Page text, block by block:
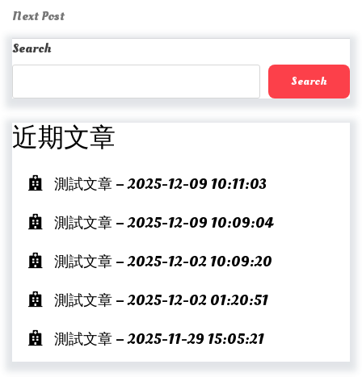
navigation
Next
Post
Next Post
Search
Search
近期文章
測試文章 – 2025-12-09 10:11:03
測試文章 – 2025-12-09 10:09:04
測試文章 – 2025-12-02 10:09:20
測試文章 – 2025-12-02 01:20:51
測試文章 – 2025-11-29 15:05:21